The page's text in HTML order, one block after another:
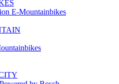
E-Mountainbikes